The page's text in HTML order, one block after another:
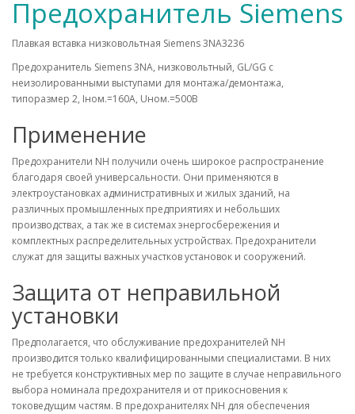
Предохранитель Siemens
Плавкая вставка низковольтная Siemens 3NA3236
Предохранитель Siemens 3NA, низковольтный, GL/GG c
неизолированными выступами для монтажа/демонтажа,
типоразмер 2, Iном.=160A, Uном.=500В
Применение
Предохранители NH получили очень широкое распространение
благодаря своей универсальности. Они применяются в
электроустановках административных и жилых зданий, на
различных промышленных предприятиях и небольших
производствах, а так же в системах энергосбережения и
комплектных распределительных устройствах. Предохранители
служат для защиты важных участков установок и сооружений.
Защита от неправильной
установки
Предполагается, что обслуживание предохранителей NH
производится только квалифицированными специалистами. В них
не требуется конструктивных мер по защите в случае неправильного
выбора номинала предохранителя и от прикосновения к
токоведущим частям. В предохранителях NH для обеспечения